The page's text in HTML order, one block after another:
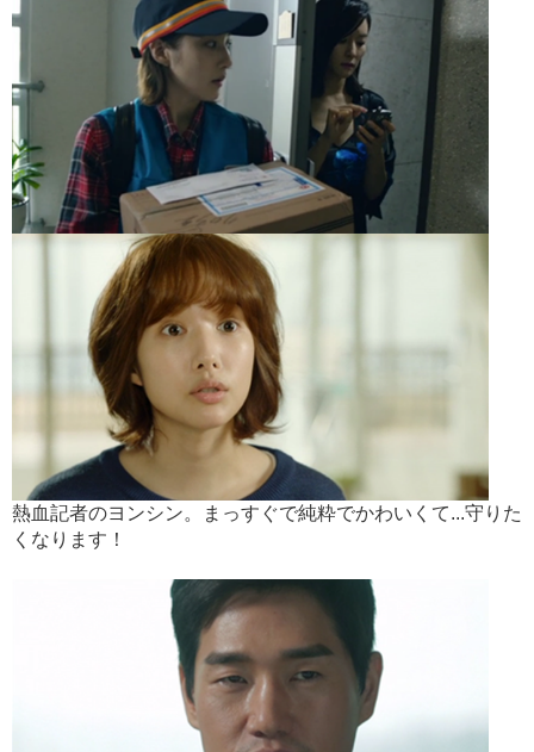
熱血記者のヨンシン。まっすぐで純粋でかわいくて...守りた
くなります！